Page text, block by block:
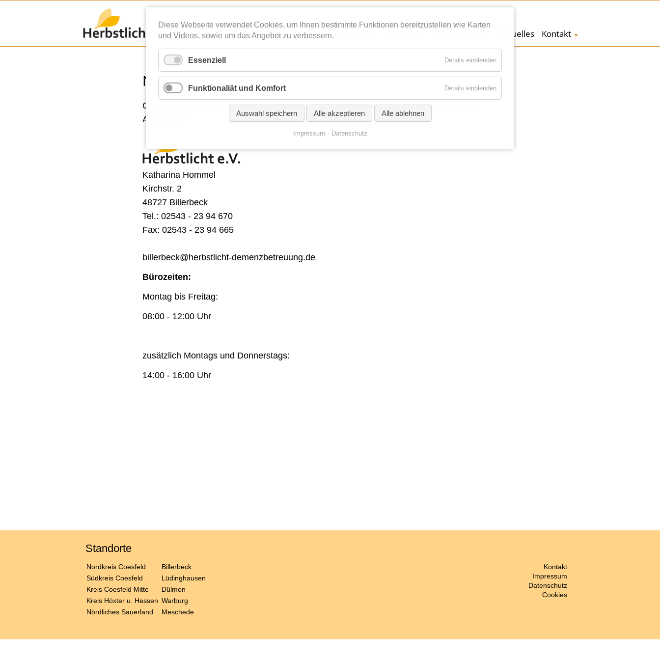
Navigation
überspringen
Betreuung Finanzierung Aktuelles Kontakt
Nordkreis Coesfeld
Coesfeld, Billerbeck, Havixbeck, Nottuln, Rosendahl und angrenzende Orte Laer und
Altenberge
Katharina Hommel
Kirchstr. 2
48727 Billerbeck
Tel.: 02543 - 23 94 670
Fax: 02543 - 23 94 665
billerbeck@herbstlicht-demenzbetreuung.de
Bürozeiten:
Montag bis Freitag:
08:00 - 12:00 Uhr
zusätzlich Montags und Donnerstags:
14:00 - 16:00 Uhr
Standorte
Nordkreis Coesfeld
Billerbeck
Südkreis Coesfeld
Lüdinghausen
Kreis Coesfeld Mitte
Dülmen
Kreis Höxter u. Hessen Warburg
Nördliches Sauerland
Meschede
Kontakt
Impressum
Datenschutz
Cookies
Diese Webseite verwendet Cookies, um Ihnen bestimmte Funktionen bereitzustellen wie Karten
und Videos, sowie um das Angebot zu verbessern.
Essenziell Details einblenden
Funktionaliät und Komfort Details einblenden
Auswahl speichern Alle akzeptieren Alle ablehnen
Impressum Datenschutz